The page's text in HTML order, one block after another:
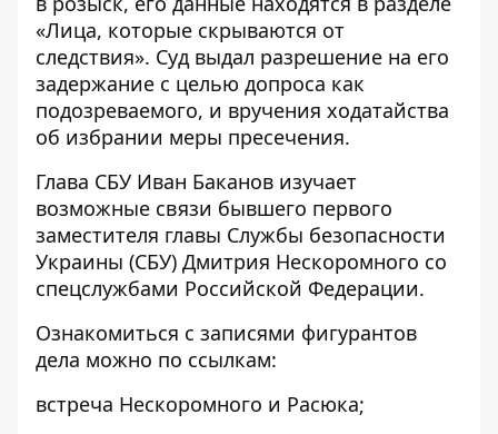
«Лица, которые скрываются от
следствия». Суд выдал разрешение на его
задержание с целью допроса как
подозреваемого, и вручения ходатайства
об избрании меры пресечения.
Глава СБУ Иван Баканов изучает
возможные связи бывшего первого
заместителя главы Службы безопасности
Украины (СБУ) Дмитрия Нескоромного со
спецслужбами Российской Федерации.
Ознакомиться с записями фигурантов
дела можно по ссылкам:
встреча Нескоромного и Расюка;